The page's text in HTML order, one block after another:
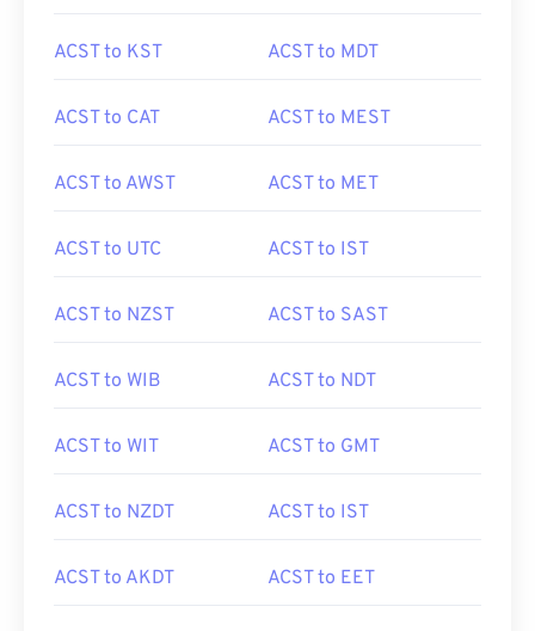
ACST to KST ACST to MDT
ACST to CAT ACST to MEST
ACST to AWST ACST to MET
ACST to UTC ACST to IST
ACST to NZST ACST to SAST
ACST to WIB ACST to NDT
ACST to WIT ACST to GMT
ACST to NZDT ACST to IST
ACST to AKDT ACST to EET